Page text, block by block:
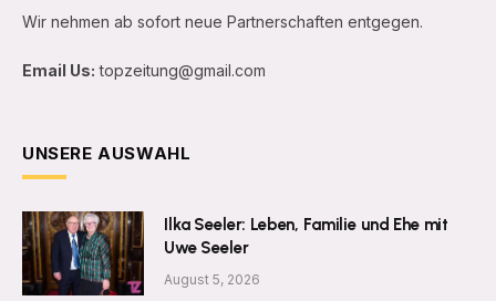
Wir nehmen ab sofort neue Partnerschaften entgegen.
Email Us: topzeitung@gmail.com
UNSERE AUSWAHL
Ilka Seeler: Leben, Familie und Ehe mit
Uwe Seeler
August 5, 2026